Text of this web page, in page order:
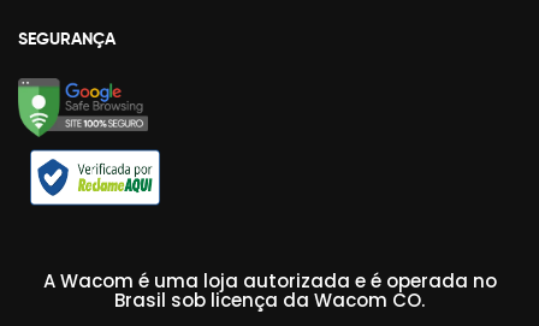
SEGURANÇA
A Wacom é uma loja autorizada e é operada no
Brasil sob licença da Wacom CO.